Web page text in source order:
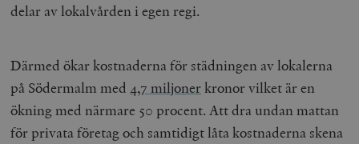
delar av lokalvården i egen regi.
Därmed ökar kostnaderna för städningen av lokalerna
på Södermalm med 4,7 miljonerkronor vilket är en
ökning med närmare 50 procent. Att dra undan mattan
för privata företag och samtidigt låta kostnaderna skena